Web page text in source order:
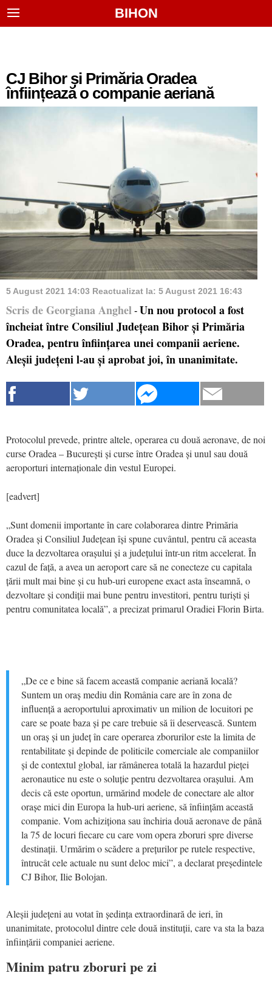
BIHON
CJ Bihor și Primăria Oradea
înființează o companie aeriană
5 August 2021 14:03 Reactualizat la: 5 August 2021 16:43
Scris de Georgiana Anghel - Un nou protocol a fost
încheiat între Consiliul Județean Bihor și Primăria
Oradea, pentru înființarea unei companii aeriene.
Aleșii județeni l-au și aprobat joi, în unanimitate.
Protocolul prevede, printre altele, operarea cu două aeronave, de noi
curse Oradea – București și curse între Oradea și unul sau două
aeroporturi internaționale din vestul Europei.
[eadvert]
„Sunt domenii importante în care colaborarea dintre Primăria
Oradea și Consiliul Județean își spune cuvântul, pentru că aceasta
duce la dezvoltarea orașului și a județului într-un ritm accelerat. În
cazul de față, a avea un aeroport care să ne conecteze cu capitala
țării mult mai bine și cu hub-uri europene exact asta înseamnă, o
dezvoltare și condiții mai bune pentru investitori, pentru turiști și
pentru comunitatea locală”, a precizat primarul Oradiei Florin Birta.
„De ce e bine să facem această companie aeriană locală?
Suntem un oraș mediu din România care are în zona de
influență a aeroportului aproximativ un milion de locuitori pe
care se poate baza și pe care trebuie să îi deservească. Suntem
un oraș și un județ în care operarea zborurilor este la limita de
rentabilitate și depinde de politicile comerciale ale companiilor
și de contextul global, iar rămânerea totală la hazardul pieței
aeronautice nu este o soluție pentru dezvoltarea orașului. Am
decis că este oportun, urmărind modele de conectare ale altor
orașe mici din Europa la hub-uri aeriene, să înființăm această
companie. Vom achiziționa sau închiria două aeronave de până
la 75 de locuri fiecare cu care vom opera zboruri spre diverse
destinații. Urmărim o scădere a prețurilor pe rutele respective,
întrucât cele actuale nu sunt deloc mici”, a declarat președintele
CJ Bihor, Ilie Bolojan.
Aleșii județeni au votat în ședința extraordinară de ieri, în
unanimitate, protocolul dintre cele două instituții, care va sta la baza
înființării companiei aeriene.
Minim patru zboruri pe zi